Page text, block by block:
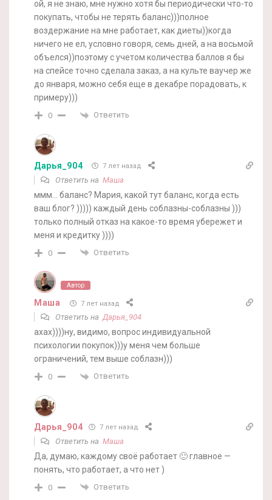
ой, я не знаю, мне нужно хотя бы периодически что-то
покупать, чтобы не терять баланс)))полное
воздержание на мне работает, как диеты))когда
ничего не ел, условно говоря, семь дней, а на восьмой
объелся))поэтому с учетом количества баллов я бы
на спейсе точно сделала заказ, а на культе ваучер же
до января, можно себя еще в декабре порадовать, к
примеру)))
0 Ответить
Дарья_904 7 лет назад
Ответить на Маша
ммм… баланс? Мария, какой тут баланс, когда есть
ваш блог? ))))) каждый день соблазны-соблазны )))
только полный отказ на какое-то время убережет и
меня и кредитку ))))
0 Ответить
Автор
Маша 7 лет назад
Ответить наДарья_904
ахах))))ну, видимо, вопрос индивидуальной
психологии покупок)))у меня чем больше
ограничений, тем выше соблазн)))
0 Ответить
Дарья_904 7 лет назад
Ответить на Маша
Да, думаю, каждому своё работает 🙂 главное —
понять, что работает, а что нет )
0 Ответить